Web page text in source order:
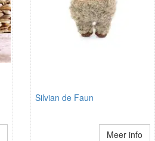
Silvian de Faun
Meer info